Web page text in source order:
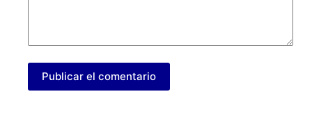
Publicar el comentario